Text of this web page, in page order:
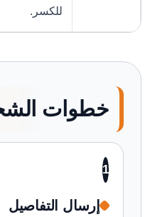
للكسر.
خطوات
1
إرسال التفاصيل